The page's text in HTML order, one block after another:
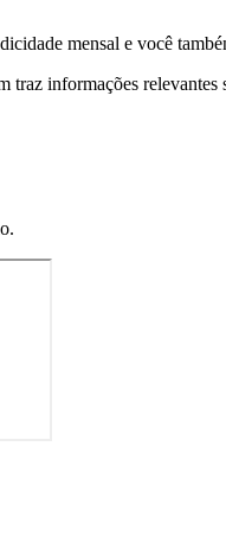
mensal e você
informações